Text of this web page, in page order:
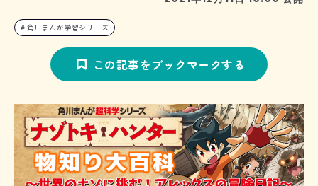
角川まんが学習シリーズ
この記事をブックマークする